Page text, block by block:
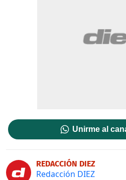
Unirme al
REDACCIÓN DIEZ
Redacción DIEZ